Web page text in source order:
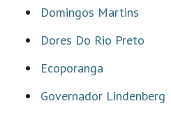
Domingos Martins
Dores Do Rio Preto
Ecoporanga
Governador Lindenberg